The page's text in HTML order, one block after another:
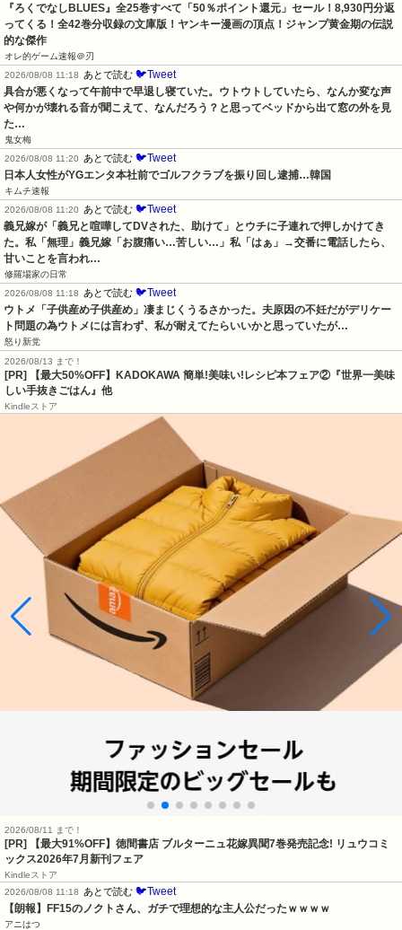
『ろくでなしBLUES』全25巻すべて「50％ポイント還元」セール！8,930円分返
ってくる！全42巻分収録の文庫版！ヤンキー漫画の頂点！ジャンプ黄金期の伝説
的な傑作
オレ的ゲーム速報＠刃
2026/08/08 11:18
あとで読む 🐦Tweet
具合が悪くなって午前中で早退し寝ていた。ウトウトしていたら、なんか変な声
や何かが壊れる音が聞こえて、なんだろう？と思ってベッドから出て窓の外を見
た…
鬼女梅
2026/08/08 11:20
あとで読む 🐦Tweet
日本人女性がYGエンタ本社前でゴルフクラブを振り回し逮捕…韓国
キムチ速報
2026/08/08 11:20
あとで読む 🐦Tweet
義兄嫁が「義兄と喧嘩してDVされた、助けて」とウチに子連れで押しかけてき
た。私「無理」義兄嫁「お腹痛い…苦しい…」私「はぁ」→交番に電話したら、
甘いことを言われ…
修羅場家の日常
2026/08/08 11:18
あとで読む 🐦Tweet
ウトメ「子供産め子供産め」凄まじくうるさかった。夫原因の不妊だがデリケー
ト問題の為ウトメには言わず、私が耐えてたらいいかと思っていたが…
怒り新党
2026/08/13 まで！
[PR] 【最大50%OFF】KADOKAWA 簡単!美味い!レシピ本フェア②『世界一美味
しい手抜きごはん』他
Kindleストア
2026/08/11 まで！
[PR] 【最大91%OFF】徳間書店 ブルターニュ花嫁異聞7巻発売記念! リュウコミ
ックス2026年7月新刊フェア
Kindleストア
2026/08/08 11:18
あとで読む 🐦Tweet
【朗報】FF15のノクトさん、ガチで理想的な主人公だったｗｗｗｗ
アニはつ